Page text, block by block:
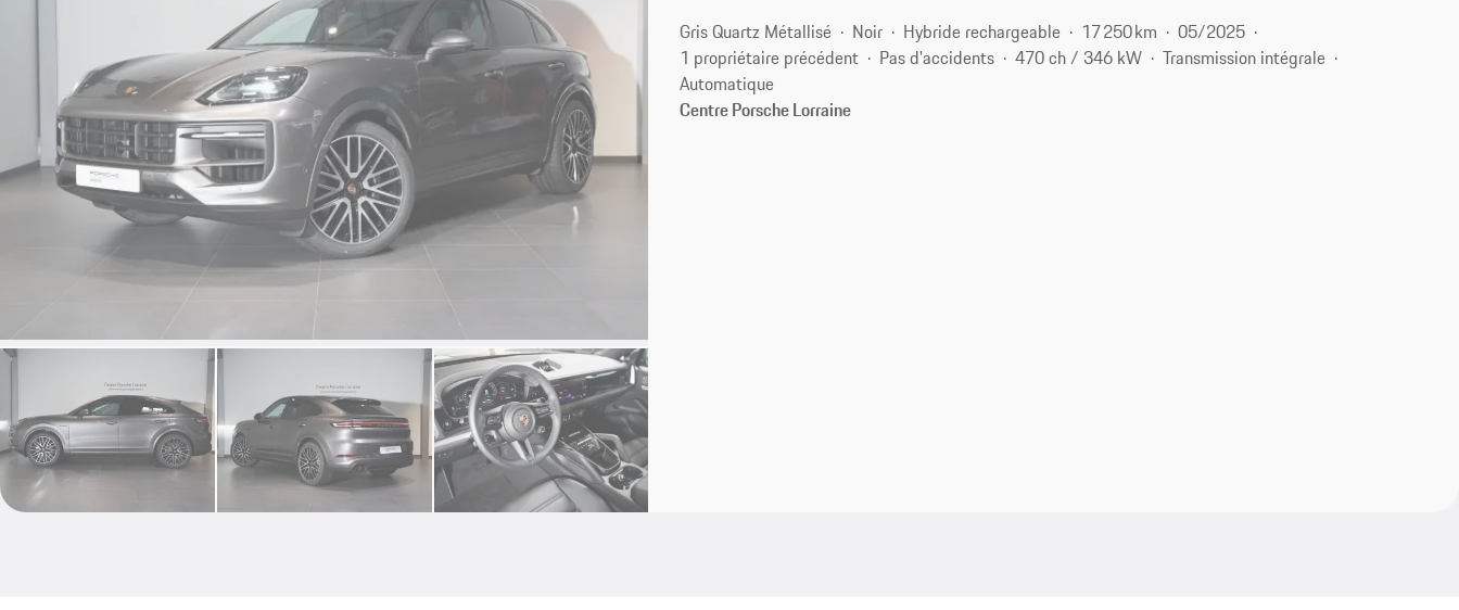
Gris Quartz Métallisé Noir Hybride rechargeable 17 250 km
05/2025
1 propriétaire précédent
Pas d'accidents 470 ch / 346 kW
Transmission intégrale
Automatique
Centre Porsche Lorraine